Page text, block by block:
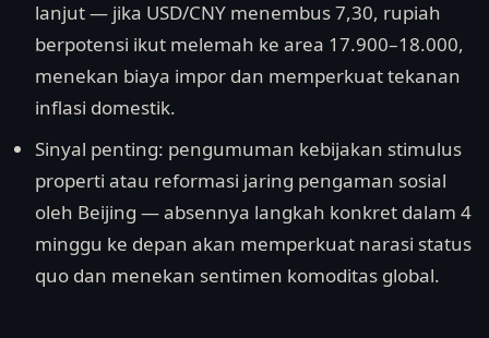
lanjut — jika USD/CNY menembus 7,30, rupiah
berpotensi ikut melemah ke area 17.900–18.000,
menekan biaya impor dan memperkuat tekanan
inflasi domestik.
Sinyal penting: pengumuman kebijakan stimulus
properti atau reformasi jaring pengaman sosial
oleh Beijing — absennya langkah konkret dalam 4
minggu ke depan akan memperkuat narasi status
quo dan menekan sentimen komoditas global.